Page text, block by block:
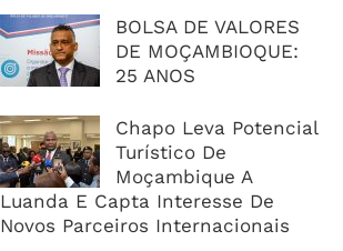
BOLSA DE VALORES
DE MOÇAMBIOQUE:
25 ANOS
Chapo Leva Potencial
Turístico De
Moçambique A
Luanda E Capta Interesse De
Novos Parceiros Internacionais